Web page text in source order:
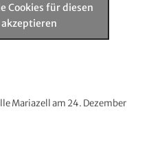
Cookies für diesen
Mariazell am 24. Dezember